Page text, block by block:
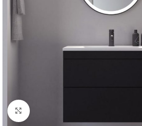
Klikšķiniet lai palielinātu